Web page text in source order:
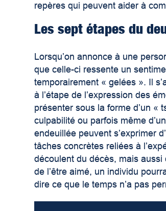
repères qui peuvent aider à
Les sept étapes du
Lorsqu’on annonce à une
que celle-ci ressente un
temporairement « gelées ». Il
à l’étape de l’expression des
présenter sous la forme d’un «
culpabilité ou parfois même
endeuillée peuvent s’exprimer
tâches concrètes reliées à
découlent du décès, mais
de l’être aimé, un individu
dire ce que le temps n’a pas